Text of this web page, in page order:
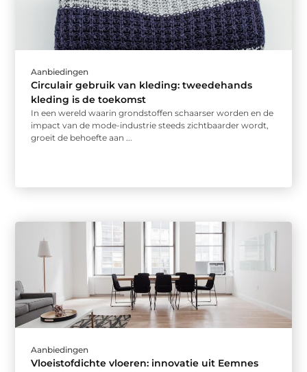
Aanbiedingen
Circulair gebruik van kleding: tweedehands
kleding is de toekomst
In een wereld waarin grondstoffen schaarser worden en de
impact van de mode-industrie steeds zichtbaarder wordt,
groeit de behoefte aan ...
Aanbiedingen
Vloeistofdichte vloeren: innovatie uit Eemnes